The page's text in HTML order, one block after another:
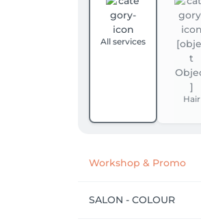
All services
Hair
Workshop & Promo
SALON - COLOUR